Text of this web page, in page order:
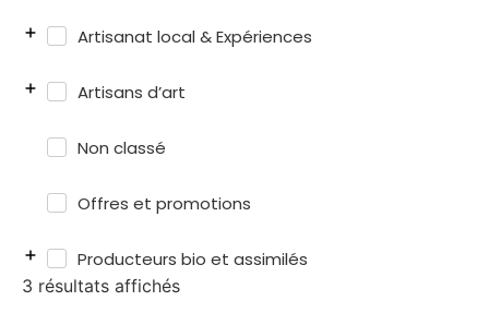
Artisanat local & Expériences
Artisans d’art
Non classé
Offres et promotions
Producteurs bio et assimilés
3 résultats affichés